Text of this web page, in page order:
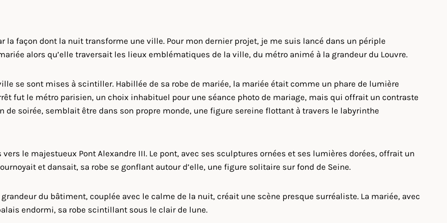
la façon dont la nuit transforme une ville. Pour mon dernier projet, je me suis lancé dans un périple
alors qu’elle traversait les lieux emblématiques de la ville, du métro animé à la grandeur du Louvre.
se sont mises à scintiller. Habillée de sa robe de mariée, la mariée était comme un phare de lumière
fut le métro parisien, un choix inhabituel pour une séance photo de mariage, mais qui offrait un contraste
de soirée, semblait être dans son propre monde, une figure sereine flottant à travers le labyrinthe
le majestueux Pont Alexandre III. Le pont, avec ses sculptures ornées et ses lumières dorées, offrait un
et dansait, sa robe se gonflant autour d’elle, une figure solitaire sur fond de Seine.
du bâtiment, couplée avec le calme de la nuit, créait une scène presque surréaliste. La mariée, avec
endormi, sa robe scintillant sous le clair de lune.